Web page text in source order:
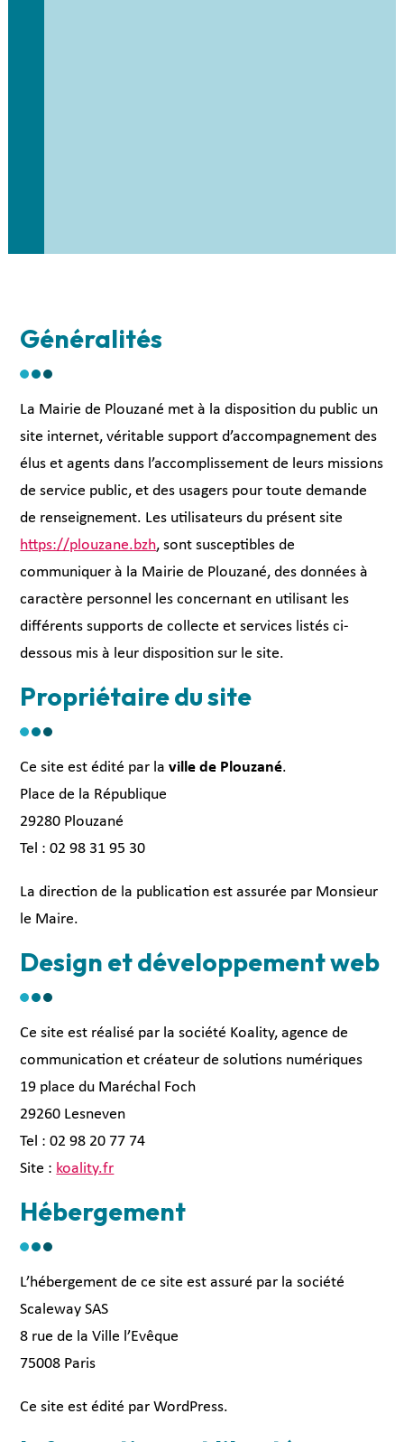
Généralités
La Mairie de Plouzané met à la disposition du public un
site internet, véritable support d’accompagnement des
élus et agents dans l’accomplissement de leurs missions
de service public, et des usagers pour toute demande
de renseignement. Les utilisateurs du présent site
https://plouzane.bzh, sont susceptibles de
communiquer à la Mairie de Plouzané, des données à
caractère personnel les concernant en utilisant les
différents supports de collecte et services listés ci-
dessous mis à leur disposition sur le site.
Propriétaire du site
Ce site est édité par laville de Plouzané.
Place de la République
29280 Plouzané
Tel : 02 98 31 95 30
La direction de la publication est assurée par Monsieur
le Maire.
Design et développement web
Ce site est réalisé par la société Koality, agence de
communication et créateur de solutions numériques
19 place du Maréchal Foch
29260 Lesneven
Tel : 02 98 20 77 74
Site : koality.fr
Hébergement
L’hébergement de ce site est assuré par la société
Scaleway SAS
8 rue de la Ville l’Evêque
75008 Paris
Ce site est édité par WordPress.